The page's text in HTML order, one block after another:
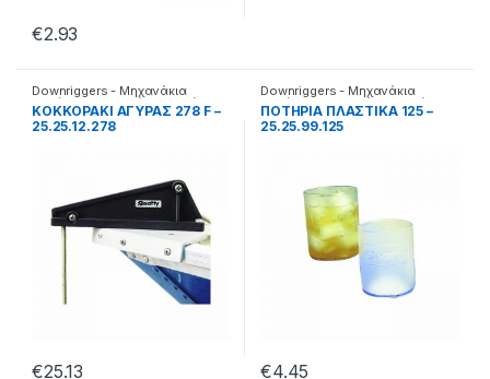
€2.93
Downriggers - Μηχανάκια
καθέτης ,Αξεσουάρ καθετής
ΚΟΚΚΟΡΑΚΙ ΑΓΥΡΑΣ 278 F –
25.25.12.278
€25.13
Downriggers - Μηχανάκια
καθέτης,Αξεσουάρ καθετής
ΠΟΤΗΡΙΑ ΠΛΑΣΤΙΚΑ 125 –
25.25.99.125
€4.45